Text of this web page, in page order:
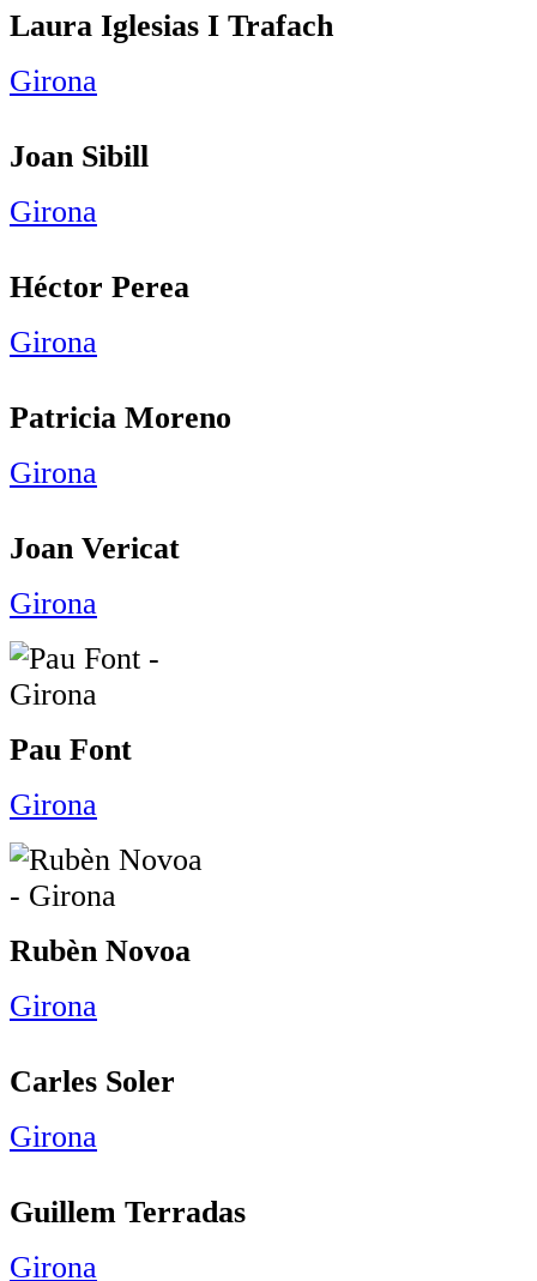
Laura Iglesias I Trafach
Girona
Joan Sibill
Girona
Héctor Perea
Girona
Patricia Moreno
Girona
Joan Vericat
Girona
Pau Font
Girona
Rubèn Novoa
Girona
Carles Soler
Girona
Guillem Terradas
Girona